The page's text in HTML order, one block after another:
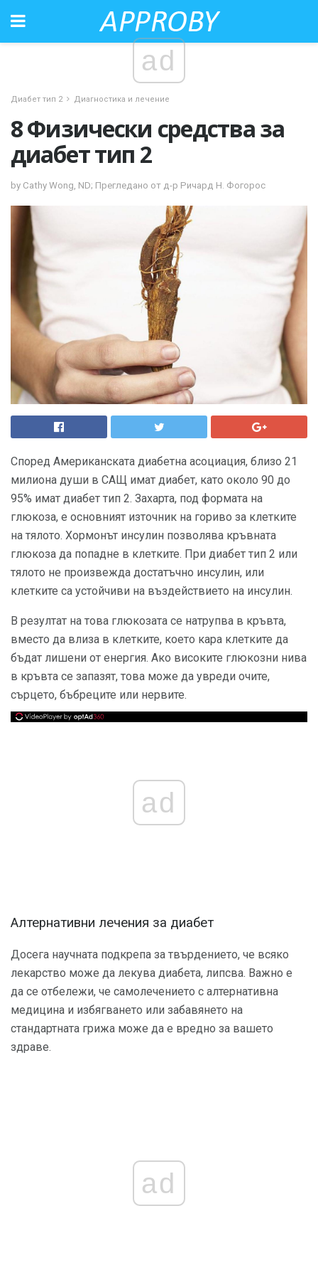
ad
Диабет тип 2 Диагностика и лечение
8 Физически средства за
диабет тип 2
by Cathy Wong, ND; Прегледано от д-р Ричард Н. Фогорос
Според Американската диабетна асоциация, близо 21
милиона души в САЩ имат диабет, като около 90 до
95% имат диабет тип 2. Захарта, под формата на
глюкоза, е основният източник на гориво за клетките
на тялото. Хормонът инсулин позволява кръвната
глюкоза да попадне в клетките. При диабет тип 2 или
тялото не произвежда достатъчно инсулин, или
клетките са устойчиви на въздействието на инсулин.
В резултат на това глюкозата се натрупва в кръвта,
вместо да влиза в клетките, което кара клетките да
бъдат лишени от енергия. Ако високите глюкозни нива
в кръвта се запазят, това може да увреди очите,
сърцето, бъбреците или нервите.
ad
Алтернативни лечения за диабет
Досега научната подкрепа за твърдението, че всяко
лекарство може да лекува диабета, липсва. Важно е
да се отбележи, че самолечението с алтернативна
медицина и избягването или забавянето на
стандартната грижа може да е вредно за вашето
здраве.
ad